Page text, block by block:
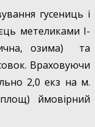
гусениць і
метеликами І-
озима) та
Враховуючи
2,0 екз на м.
площ) ймовірний